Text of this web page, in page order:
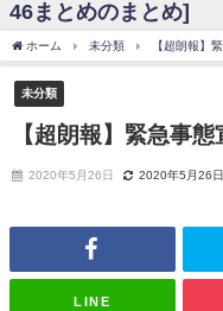
そう！？
日向坂46まとめのまとめ /
そう！？
ハ！』ミーグリ日程がこちら
乃木坂あんてな ～乃木坂
をピックアップ / 日向坂46卒業
欅坂46/日向坂46まとめのま
欅坂46/日向坂46まとめのま
日向坂46まとめのまとめ /
wwwwwwwwwwww
日向坂46まとめのまとめ /
46まとめのまとめ]
ホーム 未分類 【超朗報】
未分類
【超朗報】緊急事
2020年5月26日 2020年5月26日
LINE